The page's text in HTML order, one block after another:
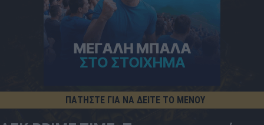
ΠΑΤΗΣΤΕ ΓΙΑ ΝΑ ΔΕΙΤΕ ΤΟ ΜΕΝΟΥ